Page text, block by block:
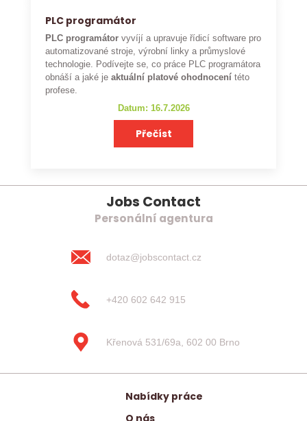
PLC programátor
PLC programátor vyvíjí a upravuje řídicí software pro
automatizované stroje, výrobní linky a průmyslové
technologie. Podívejte se, co práce PLC programátora
obnáší a jaké je aktuální platové ohodnocení této
profese.
Datum: 16.7.2026
Přečíst
Jobs Contact
Personální agentura
dotaz@jobscontact.cz
+420 602 642 915
Křenová 531/69a, 602 00 Brno
Nabídky práce
O nás